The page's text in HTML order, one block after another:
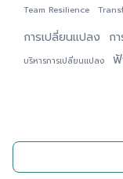
Team Resilience
การเปลี่ยนแปลง ก
บริหารการเปลี่ยนแปลง